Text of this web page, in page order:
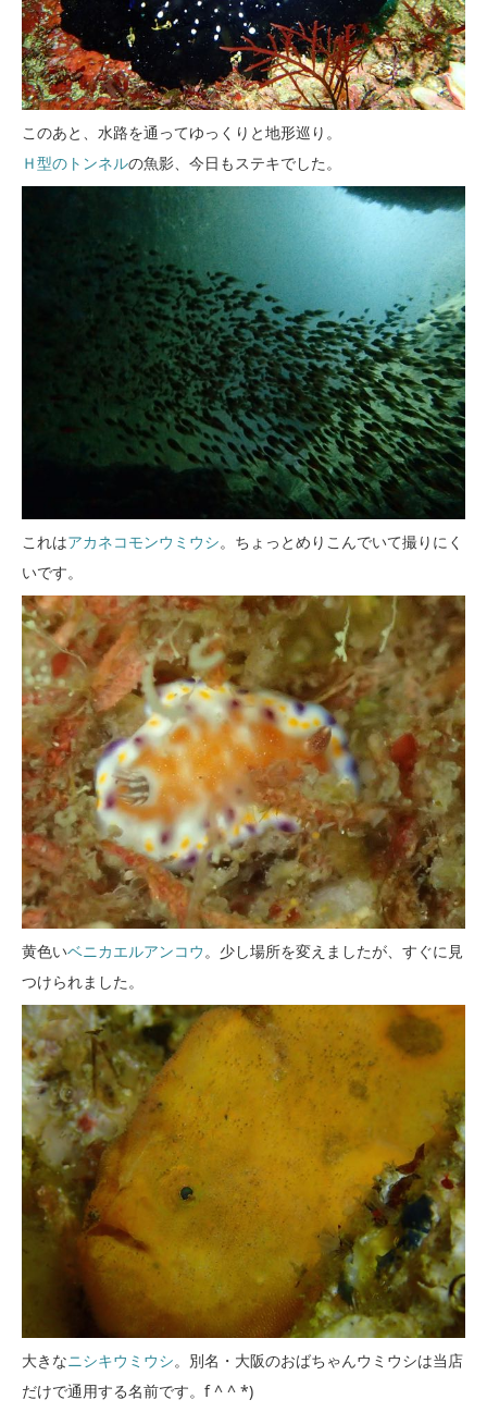
このあと、水路を通ってゆっくりと地形巡り。
Ｈ型のトンネルの魚影、今日もステキでした。
これはアカネコモンウミウシ。ちょっとめりこんでいて撮りにく
いです。
黄色いベニカエルアンコウ。少し場所を変えましたが、すぐに見
つけられました。
大きなニシキウミウシ。別名・大阪のおばちゃんウミウシは当店
だけで通用する名前です。f ^ ^ *)